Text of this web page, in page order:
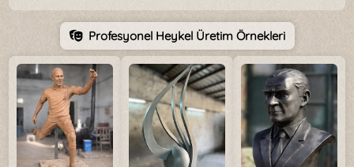
Profesyonel Heykel Üretim Örnekleri